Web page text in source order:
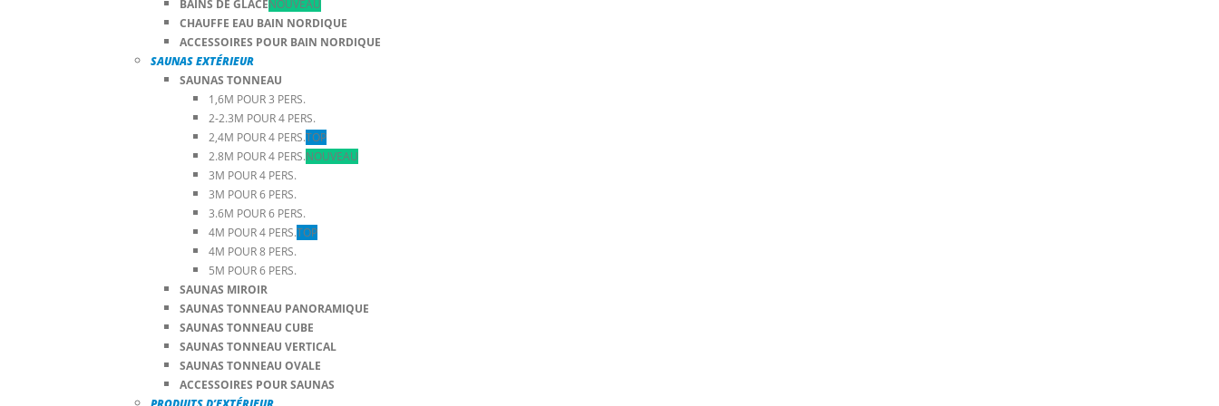
BAINS DE GLACENOUVEAU
CHAUFFE EAU BAIN NORDIQUE
ACCESSOIRES POUR BAIN NORDIQUE
SAUNAS EXTÉRIEUR
SAUNAS TONNEAU
1,6M POUR 3 PERS.
2-2.3M POUR 4 PERS.
2,4M POUR 4 PERS.TOP
2.8M POUR 4 PERS.NOUVEAU
3M POUR 4 PERS.
3M POUR 6 PERS.
3.6M POUR 6 PERS.
4M POUR 4 PERS.TOP
4M POUR 8 PERS.
5M POUR 6 PERS.
SAUNAS MIROIR
SAUNAS TONNEAU PANORAMIQUE
SAUNAS TONNEAU CUBE
SAUNAS TONNEAU VERTICAL
SAUNAS TONNEAU OVALE
ACCESSOIRES POUR SAUNAS